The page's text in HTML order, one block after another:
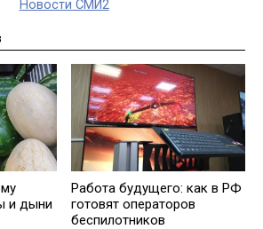
Новости СМИ2
и дыни
Работа будущего: как в РФ
готовят операторов
беспилотников